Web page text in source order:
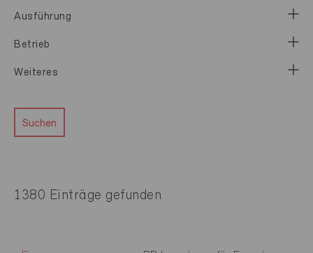
Ausführung
Betrieb
Weiteres
Suchen
1380 Einträge gefunden